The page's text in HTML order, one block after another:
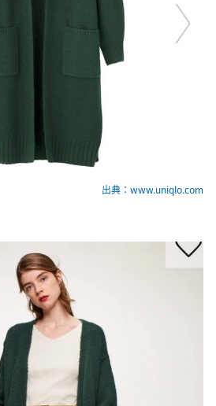
出典：www.uniqlo.com